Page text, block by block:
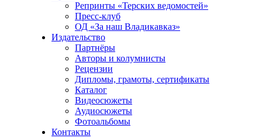
Репринты «Терских ведомостей»
Пресс-клуб
ОД «За наш Владикавказ»
Издательство
Партнёры
Авторы и колумнисты
Рецензии
Дипломы, грамоты, сертификаты
Каталог
Видеосюжеты
Аудиосюжеты
Фотоальбомы
Контакты